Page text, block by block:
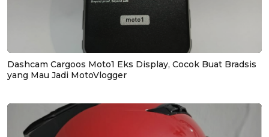
Dashcam Cargoos Moto1 Eks Display, Cocok Buat Bradsis
yang Mau Jadi MotoVlogger